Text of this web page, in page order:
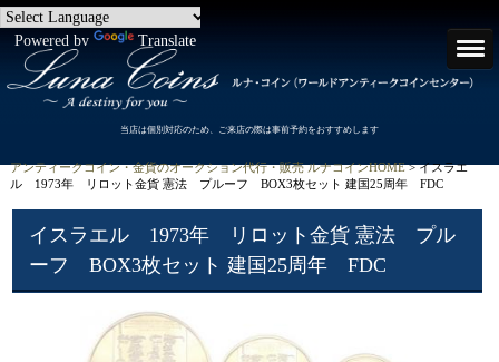
Powered by Translate
当店は個別対応のため、ご来店の際は事前予約をおすすめします
アンティークコイン・金貨のオークション代行・販売 ルナコインHOME> イスラエ
ル 1973年 リロット金貨 憲法 プルーフ BOX3枚セット 建国25周年 FDC
イスラエル 1973年 リロット金貨 憲法 プル
ーフ BOX3枚セット 建国25周年 FDC